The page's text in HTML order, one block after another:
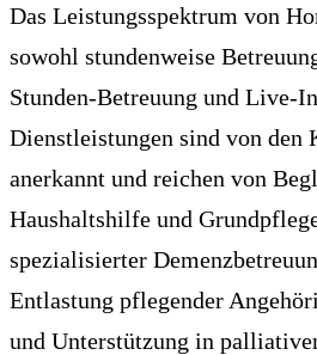
Das Leistungsspektrum von
sowohl stundenweise
Stunden-Betreuung und Live-
Dienstleistungen sind von den
anerkannt und reichen von
Haushaltshilfe und
spezialisierter
Entlastung pflegender
und Unterstützung in